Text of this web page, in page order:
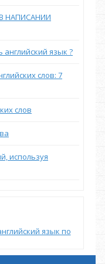
НАПИСАНИИ
язык ?
слов: 7
слов
используя
язык по